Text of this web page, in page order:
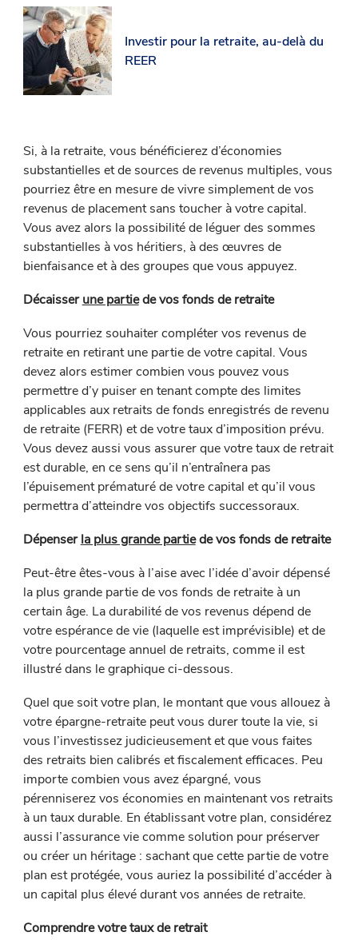
Investir pour la retraite, au-delà du
REER
Si, à la retraite, vous bénéficierez d’économies
substantielles et de sources de revenus multiples, vous
pourriez être en mesure de vivre simplement de vos
revenus de placement sans toucher à votre capital.
Vous avez alors la possibilité de léguer des sommes
substantielles à vos héritiers, à des œuvres de
bienfaisance et à des groupes que vous appuyez.
Décaisserune partiede vos fonds de retraite
Vous pourriez souhaiter compléter vos revenus de
retraite en retirant une partie de votre capital. Vous
devez alors estimer combien vous pouvez vous
permettre d’y puiser en tenant compte des limites
applicables aux retraits de fonds enregistrés de revenu
de retraite (FERR) et de votre taux d’imposition prévu.
Vous devez aussi vous assurer que votre taux de retrait
est durable, en ce sens qu’il n’entraînera pas
l’épuisement prématuré de votre capital et qu’il vous
permettra d’atteindre vos objectifs successoraux.
Dépenserla plus grande partiede vos fonds de retraite
Peut-être êtes-vous à l’aise avec l’idée d’avoir dépensé
la plus grande partie de vos fonds de retraite à un
certain âge. La durabilité de vos revenus dépend de
votre espérance de vie (laquelle est imprévisible) et de
votre pourcentage annuel de retraits, comme il est
illustré dans le graphique ci-dessous.
Quel que soit votre plan, le montant que vous allouez à
votre épargne-retraite peut vous durer toute la vie, si
vous l’investissez judicieusement et que vous faites
des retraits bien calibrés et fiscalement efficaces. Peu
importe combien vous avez épargné, vous
pérenniserez vos économies en maintenant vos retraits
à un taux durable. En établissant votre plan, considérez
aussi l’assurance vie comme solution pour préserver
ou créer un héritage : sachant que cette partie de votre
plan est protégée, vous auriez la possibilité d’accéder à
un capital plus élevé durant vos années de retraite.
Comprendre votre taux de retrait